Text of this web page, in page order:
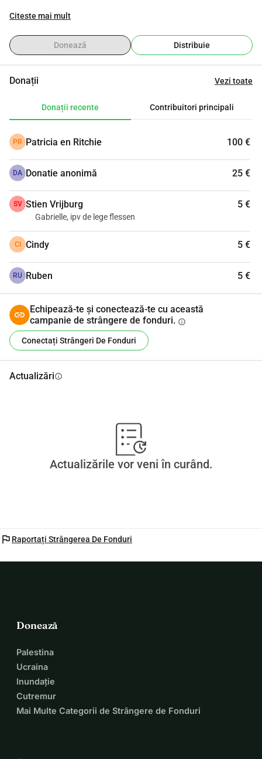
Pentru a rămâne în prima ligă de baseball, avem nevoie de
Pentru 100 de euro, puteți cumpăra singur, cu prietenii,
'
Citeste mai mult
Donează Distribuie
Donații Vezi toate
Donații recente Contribuitori principali
PR Patricia en Ritchie 100 €
DA Donatie anonimă 25 €
SV Stien Vrijburg 5 €
Gabrielle, ipv de lege flessen
CI Cindy 5 €
RU Ruben 5 €
Echipează-te și conectează-te cu această
campanie de strângere de fonduri. info
Conectați Strângeri De Fonduri
Actualizăriinfo
Actualizările vor veni în curând.
flag Raportați Strângerea De Fonduri
Donează
Palestina
Ucraina
Inundație
Cutremur
Mai Multe Categorii de Strângere de Fonduri